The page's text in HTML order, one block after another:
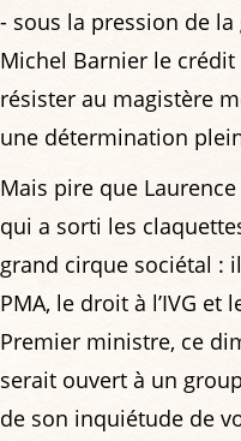
- sous la pression de
Michel Barnier le crédit
résister au magistère
une détermination
Mais pire que
qui a sorti les
grand cirque sociétal : il
PMA, le droit à l’IVG et
Premier ministre, ce
serait ouvert à un
de son inquiétude de